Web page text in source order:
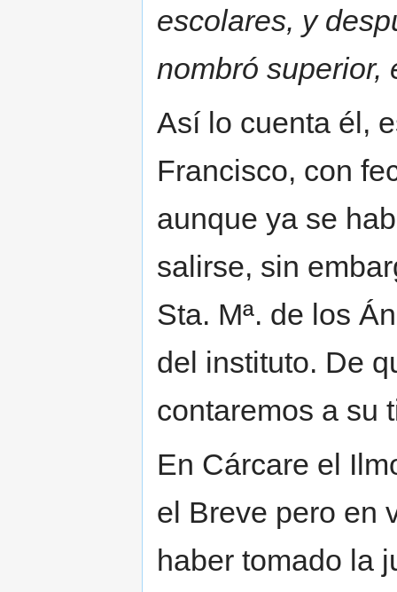
escolares, y
nombró superior,
Así lo cuenta él,
Francisco, con
aunque ya se
salirse, sin
Sta. Mª. de los
del instituto. De
contaremos a su
En Cárcare el
el Breve pero en
haber tomado la